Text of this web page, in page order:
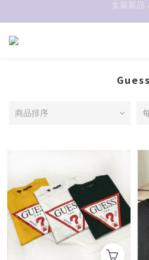
抗UV 50+防曬外
✨OWALA多款任選
抗UV 50+防曬外
Guess
商品排序